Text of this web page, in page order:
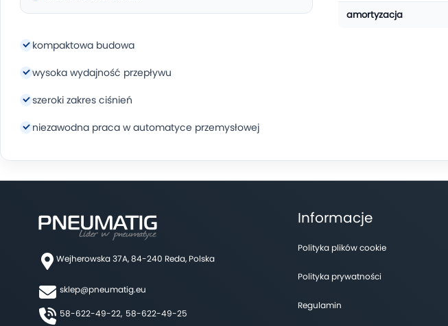
kompaktowa budowa
wysoka wydajność przepływu
szeroki zakres ciśnień
niezawodna praca w automatyce przemysłowej
amortyzacja
Wejherowska 37A, 84-240 Reda, Polska
sklep@pneumatig.eu
58-622-49-22, 58-622-49-25
Informacje
Polityka plików cookie
Polityka prywatności
Regulamin